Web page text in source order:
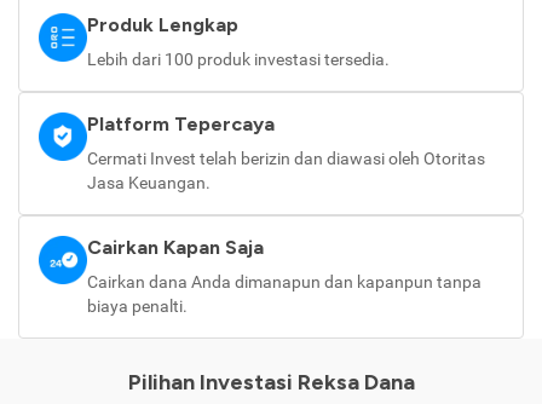
Produk Lengkap
Lebih dari 100 produk investasi tersedia.
Platform Tepercaya
Cermati Invest telah berizin dan diawasi oleh Otoritas
Jasa Keuangan.
Cairkan Kapan Saja
Cairkan dana Anda dimanapun dan kapanpun tanpa
biaya penalti.
Pilihan Investasi Reksa Dana